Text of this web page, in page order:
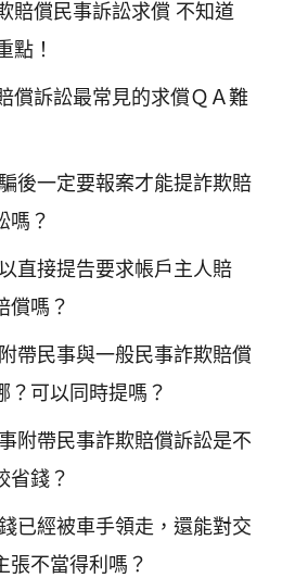
賠償民事訴訟求償 不知道
點！
償訴訟最常見的求償ＱＡ難
後一定要報案才能提詐欺賠
嗎？
直接提告要求帳戶主人賠
償嗎？
帶民事與一般民事詐欺賠償
？可以同時提嗎？
附帶民事詐欺賠償訴訟是不
省錢？
已經被車手領走，還能對交
張不當得利嗎？